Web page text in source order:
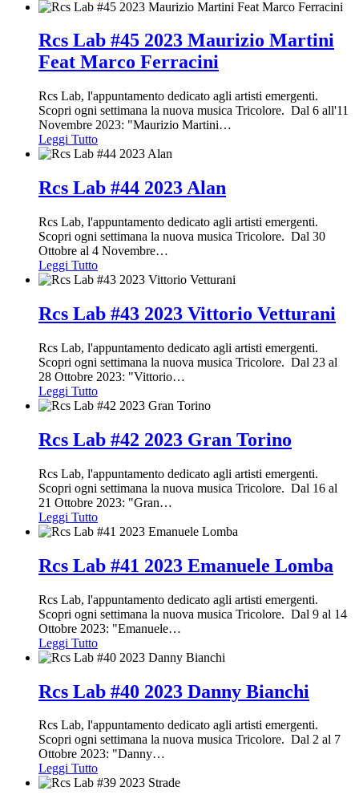
Rcs Lab #45 2023 Maurizio Martini
Feat Marco Ferracini
Rcs Lab, l'appuntamento dedicato agli artisti emergenti.
Scopri ogni settimana la nuova musica Tricolore. Dal 6 all'11
Novembre 2023: "Maurizio Martini…
Leggi Tutto
Rcs Lab #44 2023 Alan
Rcs Lab, l'appuntamento dedicato agli artisti emergenti.
Scopri ogni settimana la nuova musica Tricolore. Dal 30
Ottobre al 4 Novembre…
Leggi Tutto
Rcs Lab #43 2023 Vittorio Vetturani
Rcs Lab, l'appuntamento dedicato agli artisti emergenti.
Scopri ogni settimana la nuova musica Tricolore. Dal 23 al
28 Ottobre 2023: "Vittorio…
Leggi Tutto
Rcs Lab #42 2023 Gran Torino
Rcs Lab, l'appuntamento dedicato agli artisti emergenti.
Scopri ogni settimana la nuova musica Tricolore. Dal 16 al
21 Ottobre 2023: "Gran…
Leggi Tutto
Rcs Lab #41 2023 Emanuele Lomba
Rcs Lab, l'appuntamento dedicato agli artisti emergenti.
Scopri ogni settimana la nuova musica Tricolore. Dal 9 al 14
Ottobre 2023: "Emanuele…
Leggi Tutto
Rcs Lab #40 2023 Danny Bianchi
Rcs Lab, l'appuntamento dedicato agli artisti emergenti.
Scopri ogni settimana la nuova musica Tricolore. Dal 2 al 7
Ottobre 2023: "Danny…
Leggi Tutto